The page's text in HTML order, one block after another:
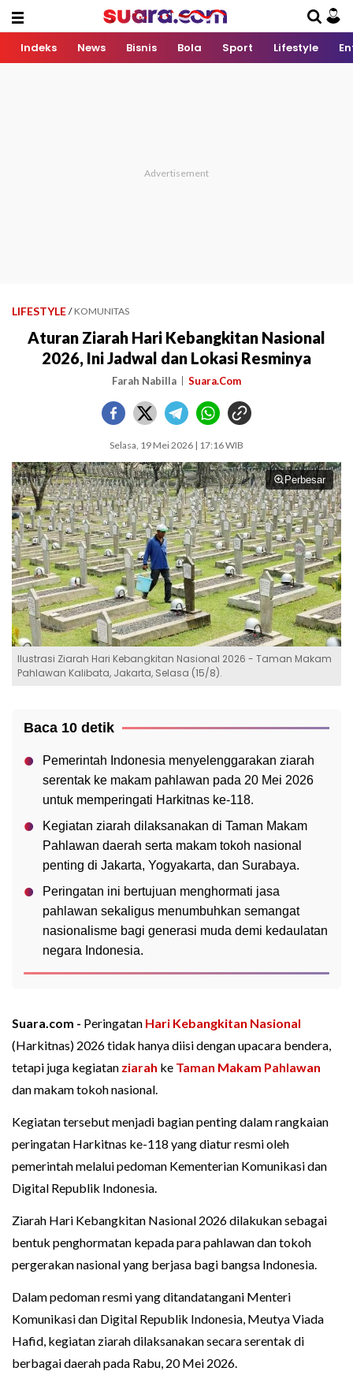
Indeks News Bisnis Bola Sport Lifestyle
LIFESTYLE / KOMUNITAS
Aturan Ziarah Hari Kebangkitan Nasional
2026, Ini Jadwal dan Lokasi Resminya
Farah Nabilla Suara.Com
Selasa, 19 Mei 2026 | 17:16 WIB
Perbesar
Ilustrasi Ziarah Hari Kebangkitan Nasional 2026 - Taman Makam
Pahlawan Kalibata, Jakarta, Selasa (15/8).
Baca 10 detik
Pemerintah Indonesia menyelenggarakan ziarah
serentak ke makam pahlawan pada 20 Mei 2026
untuk memperingati Harkitnas ke-118.
Kegiatan ziarah dilaksanakan di Taman Makam
Pahlawan daerah serta makam tokoh nasional
penting di Jakarta, Yogyakarta, dan Surabaya.
Peringatan ini bertujuan menghormati jasa
pahlawan sekaligus menumbuhkan semangat
nasionalisme bagi generasi muda demi kedaulatan
negara Indonesia.
Suara.com - Peringatan Hari Kebangkitan Nasional
(Harkitnas) 2026 tidak hanya diisi dengan upacara bendera,
tetapi juga kegiatan ziarah ke Taman Makam Pahlawan
dan makam tokoh nasional.
Kegiatan tersebut menjadi bagian penting dalam rangkaian
peringatan Harkitnas ke-118 yang diatur resmi oleh
pemerintah melalui pedoman Kementerian Komunikasi dan
Digital Republik Indonesia.
Ziarah Hari Kebangkitan Nasional 2026 dilakukan sebagai
bentuk penghormatan kepada para pahlawan dan tokoh
pergerakan nasional yang berjasa bagi bangsa Indonesia.
Dalam pedoman resmi yang ditandatangani Menteri
Komunikasi dan Digital Republik Indonesia, Meutya Viada
Hafid, kegiatan ziarah dilaksanakan secara serentak di
berbagai daerah pada Rabu, 20 Mei 2026.